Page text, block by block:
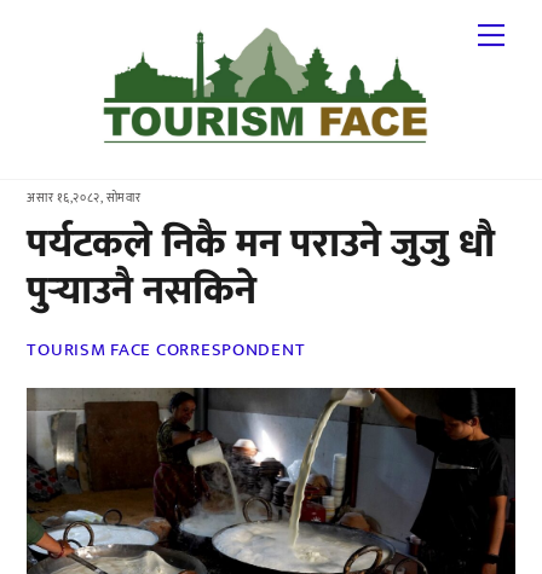
असार १६,२०८२, सोमवार
पर्यटकले निकै मन पराउने जुजु धौ
पुर्‍याउनै नसकिने
TOURISM FACE CORRESPONDENT